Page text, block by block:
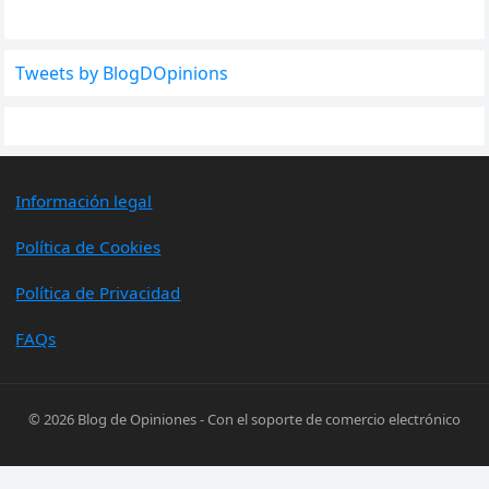
Tweets by BlogDOpinions
Información legal
Política de Cookies
Política de Privacidad
FAQs
© 2026 Blog de Opiniones- Con el soporte decomercio electrónico